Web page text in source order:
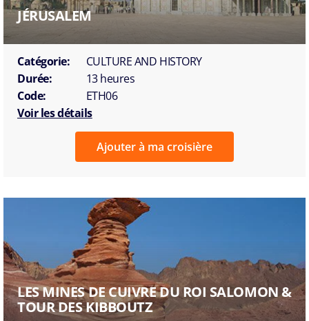
JÉRUSALEM
Catégorie:
CULTURE AND HISTORY
Durée:
13 heures
Code:
ETH06
Voir les détails
Ajouter à ma croisière
LES MINES DE CUIVRE DU ROI SALOMON &
TOUR DES KIBBOUTZ